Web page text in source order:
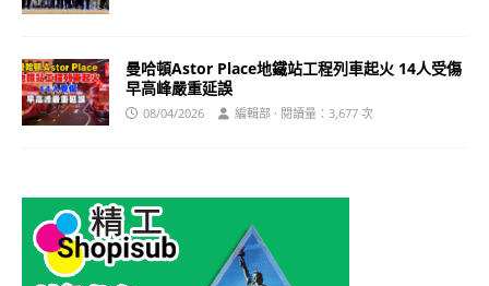
曼哈頓Astor Place地鐵站工程列車起火 14人受傷
早高峰嚴重延誤
08/04/2026 編輯部 · 閱讀量：3,677 次